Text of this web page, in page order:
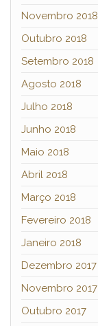
Novembro 2018
Outubro 2018
Setembro 2018
Agosto 2018
Julho 2018
Junho 2018
Maio 2018
Abril 2018
Março 2018
Fevereiro 2018
Janeiro 2018
Dezembro 2017
Novembro 2017
Outubro 2017